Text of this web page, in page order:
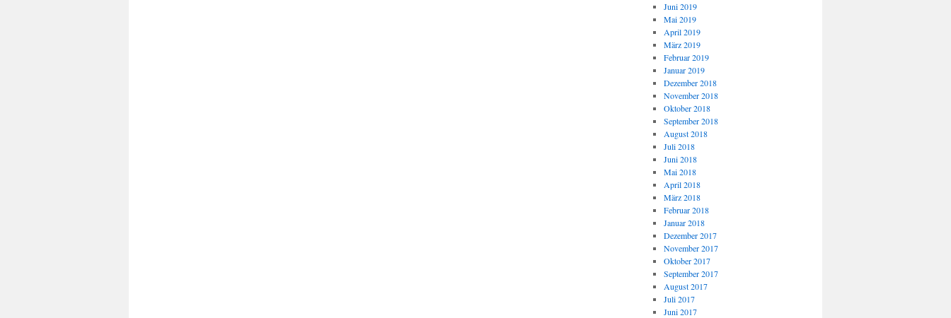
Juni 2019
Mai 2019
April 2019
März 2019
Februar 2019
Januar 2019
Dezember 2018
November 2018
Oktober 2018
September 2018
August 2018
Juli 2018
Juni 2018
Mai 2018
April 2018
März 2018
Februar 2018
Januar 2018
Dezember 2017
November 2017
Oktober 2017
September 2017
August 2017
Juli 2017
Juni 2017